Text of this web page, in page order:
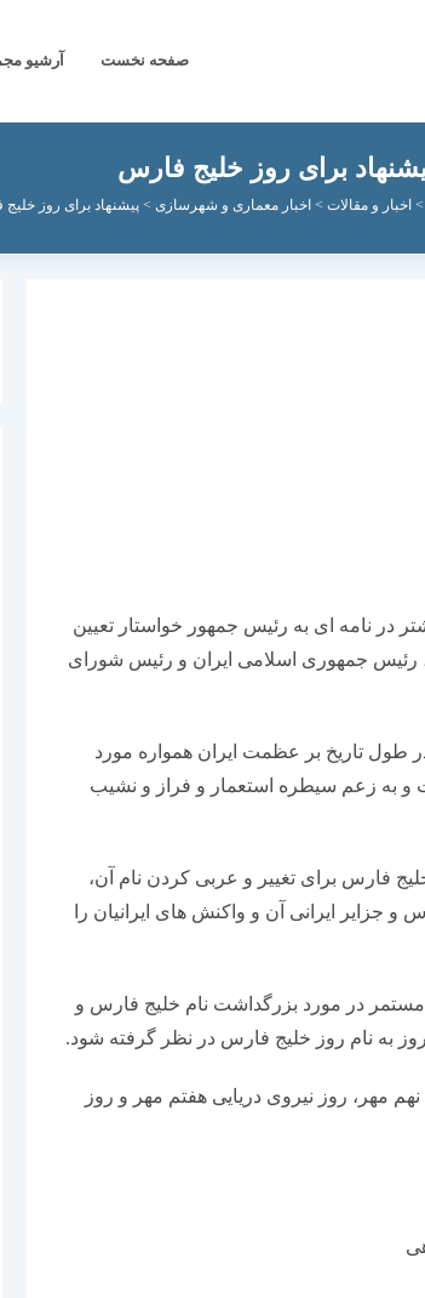
صفحه نخست آرشیو
برای روز خلیج فارس
> اخبار و مقالات > اخبار معماری و شهرسازی >پیشنهاد برای روز
در نامه ای به رئیس جمهور خواستار تعیین
رئیس جمهوری اسلامی ایران و رئیس شورای
طول تاریخ بر عظمت ایران همواره مورد
و به زعم سیطره استعمار و فراز و نشیب
فارس برای تغییر و عربی کردن نام آن،
جزایر ایرانی آن و واکنش های ایرانیان را
در مورد بزرگداشت نام خلیج فارس و
به نام روز خلیج فارس در نظر گرفته شود.
مهر، روز نیروی دریایی هفتم مهر و روز